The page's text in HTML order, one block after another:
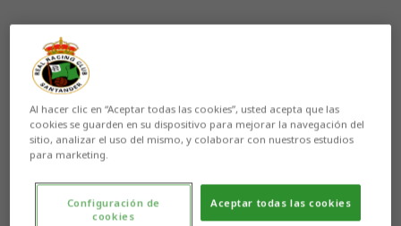
Al hacer clic en “Aceptar todas las cookies”, usted acepta que las
cookies se guarden en su dispositivo para mejorar la navegación del
sitio, analizar el uso del mismo, y colaborar con nuestros estudios
para marketing.
Aceptar todas las cookies
Configuración de
cookies